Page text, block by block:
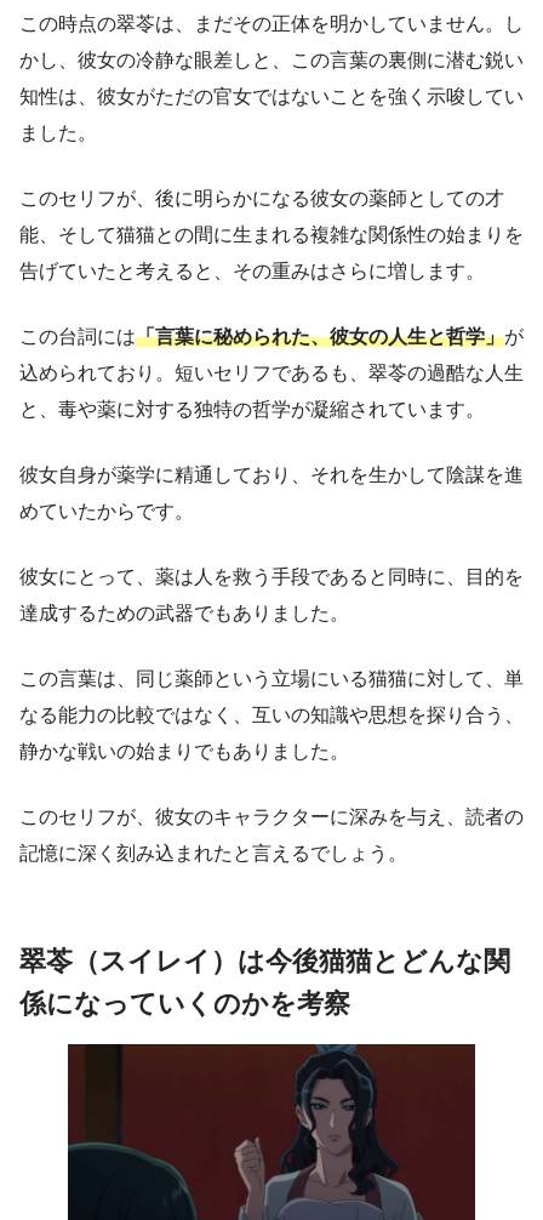
この時点の翠苓は、まだその正体を明かしていません。し
かし、彼女の冷静な眼差しと、この言葉の裏側に潜む鋭い
知性は、彼女がただの官女ではないことを強く示唆してい
ました。
このセリフが、後に明らかになる彼女の薬師としての才
能、そして猫猫との間に生まれる複雑な関係性の始まりを
告げていたと考えると、その重みはさらに増します。
この台詞には「言葉に秘められた、彼女の人生と哲学」が
込められており。短いセリフであるも、翠苓の過酷な人生
と、毒や薬に対する独特の哲学が凝縮されています。
彼女自身が薬学に精通しており、それを生かして陰謀を進
めていたからです。
彼女にとって、薬は人を救う手段であると同時に、目的を
達成するための武器でもありました。
この言葉は、同じ薬師という立場にいる猫猫に対して、単
なる能力の比較ではなく、互いの知識や思想を探り合う、
静かな戦いの始まりでもありました。
このセリフが、彼女のキャラクターに深みを与え、読者の
記憶に深く刻み込まれたと言えるでしょう。
翠苓（スイレイ）は今後猫猫とどんな関
係になっていくのかを考察